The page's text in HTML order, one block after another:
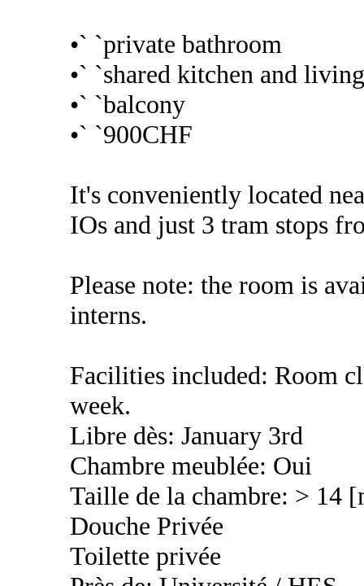
•` `private bathroom
•` `shared kitchen and
•` `balcony
•` `900CHF
It's conveniently located
IOs and just 3 tram stops
Please note: the room is
interns.
Facilities included: Room
week.
Libre dès: January 3rd
Chambre meublée: Oui
Taille de la chambre: > 14
Douche Privée
Toilette privée